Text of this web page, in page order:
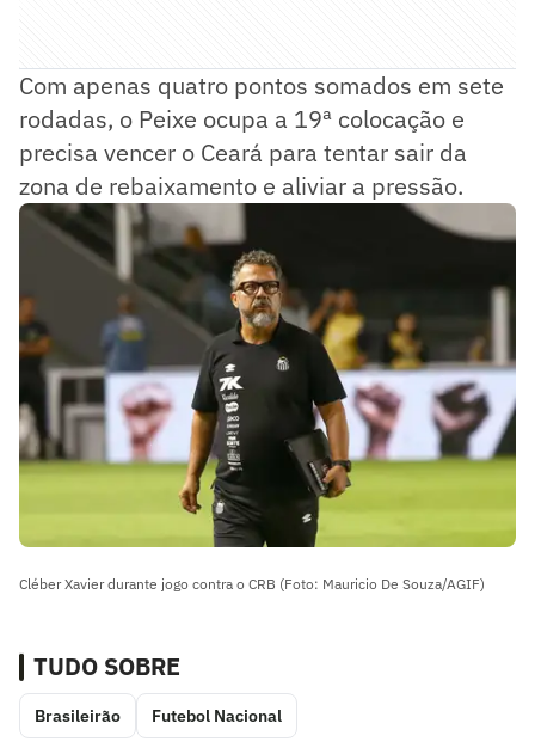
Com apenas quatro pontos somados em sete
rodadas, o Peixe ocupa a 19ª colocação e
precisa vencer o Ceará para tentar sair da
zona de rebaixamento e aliviar a pressão.
Cléber Xavier durante jogo contra o CRB (Foto: Mauricio De Souza/AGIF)
TUDO SOBRE
Brasileirão Futebol Nacional